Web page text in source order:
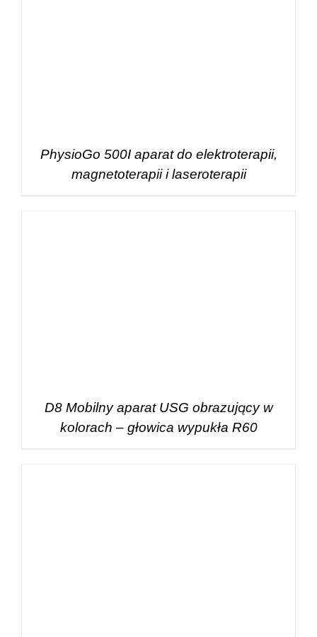
PhysioGo 500I aparat do elektroterapii,
magnetoterapii i laseroterapii
D8 Mobilny aparat USG obrazujący w
kolorach – głowica wypukła R60